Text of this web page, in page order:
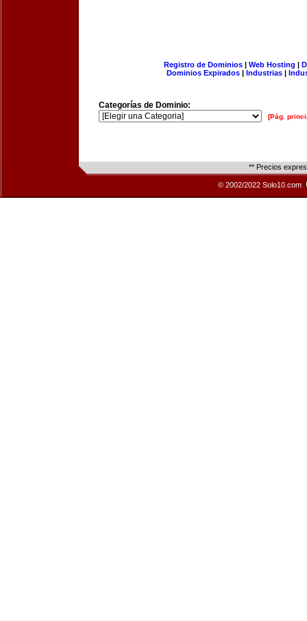
Registro de Dominios| Web Hosting |
Dominios Expirados | Industrias |
Categorías de Dominio:
[Pág.
** Precios
© 2002/2022 Solo10.com